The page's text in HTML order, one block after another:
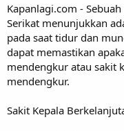
e
r
Kapanlagi.com -
Serikat menunjukkan
pada saat tidur dan
dapat memastikan
mendengkur atau sakit
mendengkur.
Sakit Kepala